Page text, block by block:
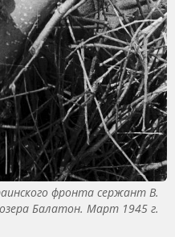
фронта сержант В.
Балатон. Март 1945 г.